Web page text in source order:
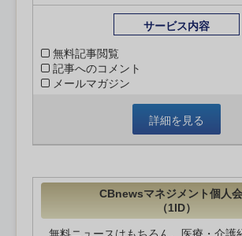
サービス内容
無料記事閲覧
記事へのコメント
メールマガジン
詳細を見る
CBnewsマネジメント個人
（1ID）